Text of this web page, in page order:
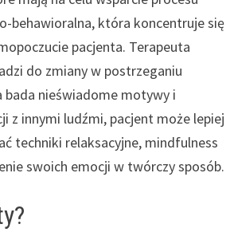
behawioralna, która koncentruje się
pacjenta. Terapeuta
do zmiany w postrzeganiu
bada nieświadome motywy i
z innymi ludźmi, pacjent może lepiej
techniki relaksacyjne, mindfulness
swoich emocji w twórczy sposób.